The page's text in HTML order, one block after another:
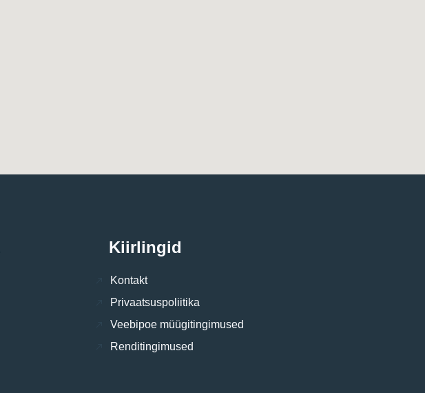
Kiirlingid
Kontakt
Privaatsuspoliitika
Veebipoe müügitingimused
Renditingimused